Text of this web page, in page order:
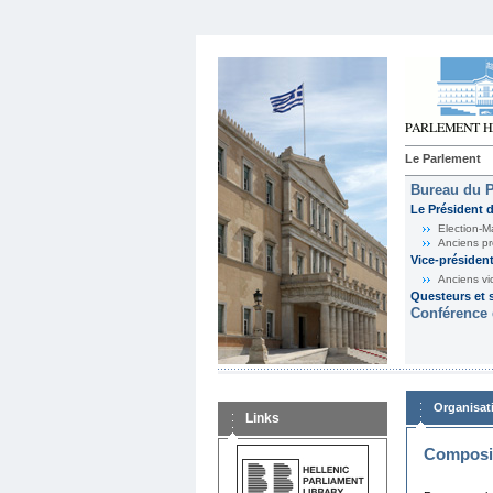
Le Parlement
Bureau du
Le Président
Election-
Anciens
Vice-
Anciens
Questeurs et
Links